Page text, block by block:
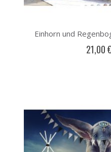
Einhorn und
21,00